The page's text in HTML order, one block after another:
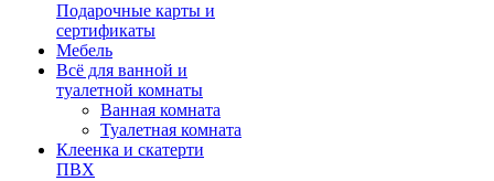
Подарочные карты и
сертификаты
Мебель
Всё для ванной и
туалетной комнаты
Ванная комната
Туалетная комната
Клеенка и скатерти
ПВХ